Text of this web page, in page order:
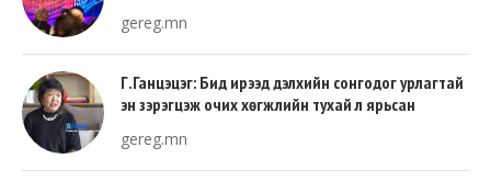
gereg.mn
Г.Ганцэцэг: Бид ирээд дэлхийн сонгодог урлагтай
эн зэрэгцэж очих хөгжлийн тухай л ярьсан
gereg.mn